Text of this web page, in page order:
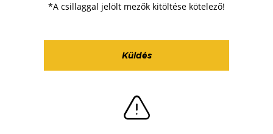
*A csillaggal jelölt mezők kitöltése kötelező!